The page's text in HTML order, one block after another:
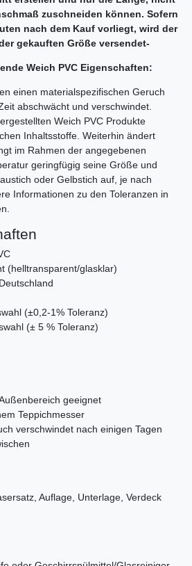
zuschneiden können. Sofern
nach dem Kauf vorliegt, wird der
gekauften Größe versendet-
Weich PVC Eigenschaften:
einen materialspezifischen Geruch
abschwächt und verschwindet.
Weich PVC Produkte
Inhaltsstoffe. Weiterhin ändert
im Rahmen der angegebenen
geringfügig seine Größe und
oder Gelbstich auf, je nach
Informationen zu den Toleranzen in
(helltransparent/glasklar)
(±0,2-1% Toleranz)
(± 5 % Toleranz)
geeignet
Teppichmesser
verschwindet nach einigen Tagen
Auflage, Unterlage, Verdeck